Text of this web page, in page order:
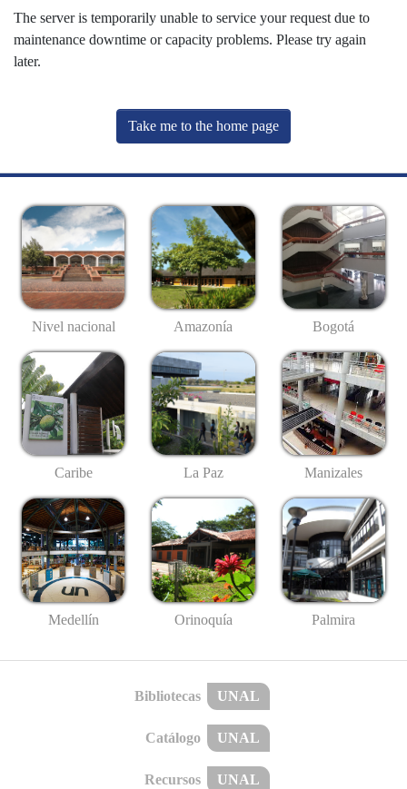
The server is temporarily unable to service your request due to
maintenance downtime or capacity problems. Please try again
later.
Take me to the home page
Nivel nacional Amazonía Bogotá
Caribe La Paz Manizales
Medellín Orinoquía Palmira
Bibliotecas UNAL
Catálogo UNAL
Recursos UNAL